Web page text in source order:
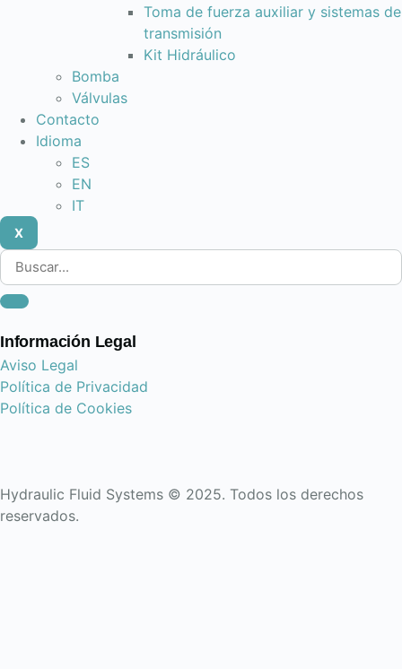
Toma de fuerza auxiliar y sistemas de
transmisión
Kit Hidráulico
Bomba
Válvulas
Contacto
Idioma
ES
EN
IT
X
Información Legal
Aviso Legal
Política de Privacidad
Política de Cookies
Hydraulic Fluid Systems © 2025. Todos los derechos
reservados.